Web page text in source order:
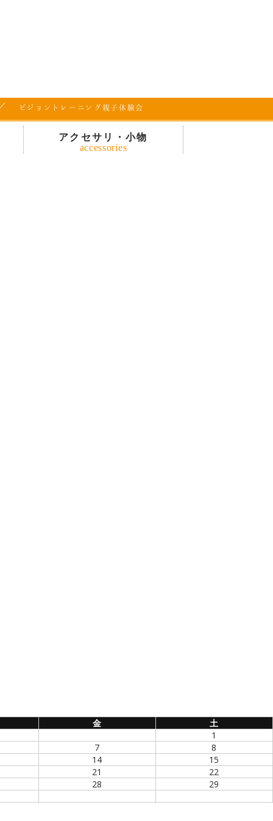
ビジョントレーニング 親子体験会
アクセサリ・小物
accessories
金
土
1
7
8
14
15
21
22
28
29